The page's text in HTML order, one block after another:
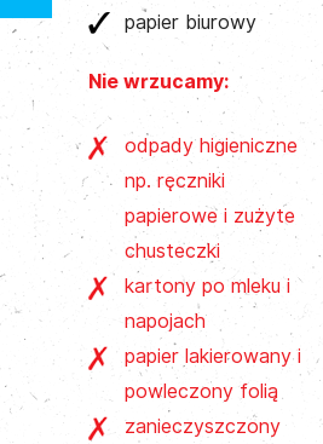
papier biurowy
Nie wrzucamy:
odpady higieniczne
np. ręczniki
papierowe i zużyte
chusteczki
kartony po mleku i
napojach
papier lakierowany i
powleczony folią
zanieczyszczony